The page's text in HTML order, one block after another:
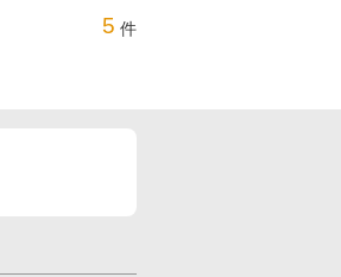
5 件